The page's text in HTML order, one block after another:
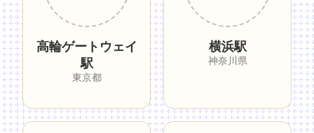
高輪ゲートウェイ
駅
東京都
横浜駅
神奈川県